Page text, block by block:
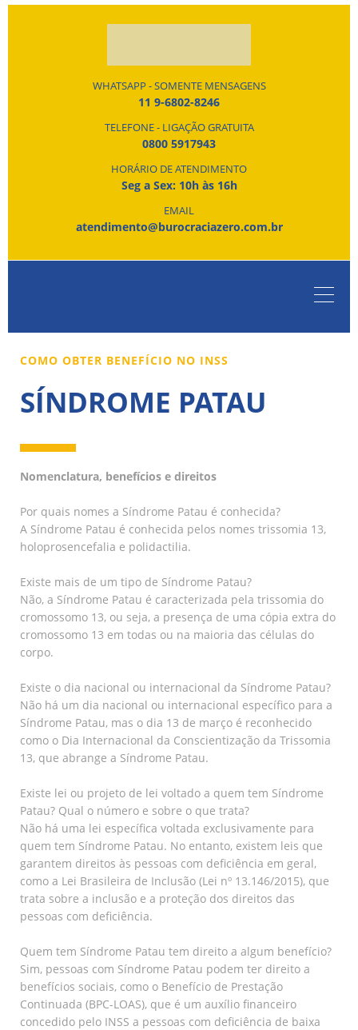
WHATSAPP - SOMENTE MENSAGENS
11 9-6802-8246
TELEFONE - LIGAÇÃO GRATUITA
0800 5917943
HORÁRIO DE ATENDIMENTO
Seg a Sex: 10h às 16h
EMAIL
atendimento@burocraciazero.com.br
COMO OBTER BENEFÍCIO NO INSS
SÍNDROME PATAU
Nomenclatura, benefícios e direitos
Por quais nomes a Síndrome Patau é conhecida?
A Síndrome Patau é conhecida pelos nomes trissomia 13,
holoprosencefalia e polidactilia.
Existe mais de um tipo de Síndrome Patau?
Não, a Síndrome Patau é caracterizada pela trissomia do
cromossomo 13, ou seja, a presença de uma cópia extra do
cromossomo 13 em todas ou na maioria das células do
corpo.
Existe o dia nacional ou internacional da Síndrome Patau?
Não há um dia nacional ou internacional específico para a
Síndrome Patau, mas o dia 13 de março é reconhecido
como o Dia Internacional da Conscientização da Trissomia
13, que abrange a Síndrome Patau.
Existe lei ou projeto de lei voltado a quem tem Síndrome
Patau? Qual o número e sobre o que trata?
Não há uma lei específica voltada exclusivamente para
quem tem Síndrome Patau. No entanto, existem leis que
garantem direitos às pessoas com deficiência em geral,
como a Lei Brasileira de Inclusão (Lei nº 13.146/2015), que
trata sobre a inclusão e a proteção dos direitos das
pessoas com deficiência.
Quem tem Síndrome Patau tem direito a algum benefício?
Sim, pessoas com Síndrome Patau podem ter direito a
benefícios sociais, como o Benefício de Prestação
Continuada (BPC-LOAS), que é um auxílio financeiro
concedido pelo INSS a pessoas com deficiência de baixa